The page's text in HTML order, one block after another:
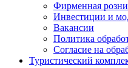
Фирменная
Инвестиции и
Вакансии
Политика
Согласие на
Туристический